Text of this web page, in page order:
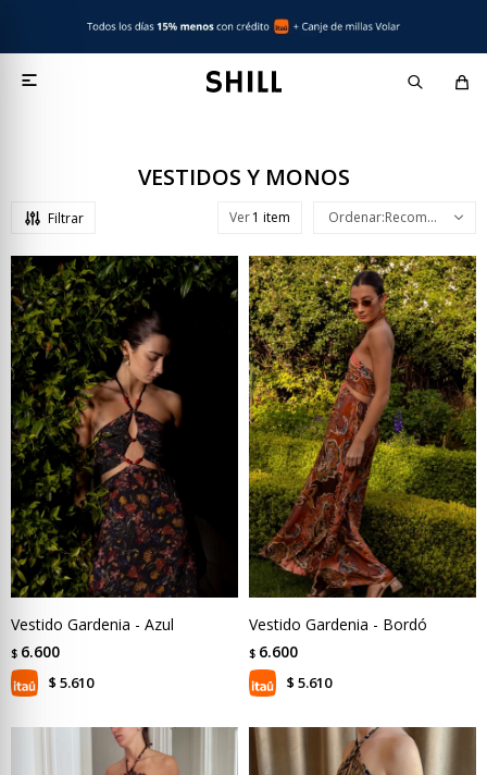

VESTIDOS Y MONOS
Ver Recomendados
Vestido Gardenia - Azul
$ 6.600
$ 5.610
Vestido Gardenia - Bordó
$ 6.600
$ 5.610